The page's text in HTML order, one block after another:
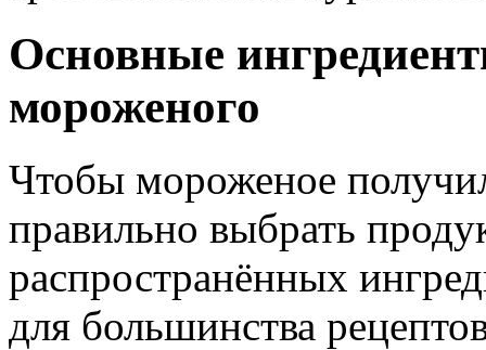
Основные
мороженого
Чтобы мороженое
правильно выбрать
распространённых
для большинства